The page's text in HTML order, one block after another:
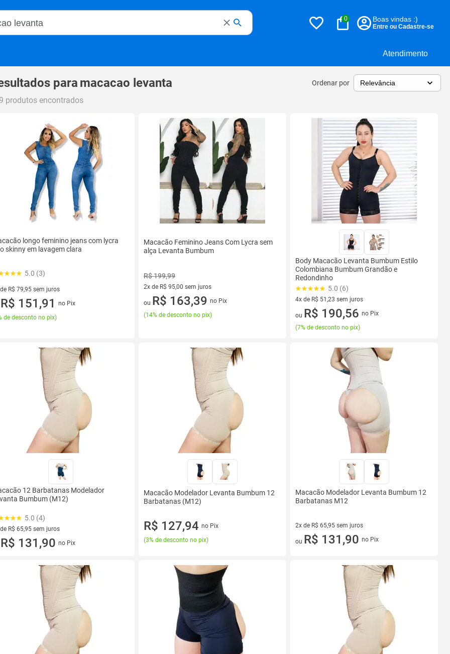
Atendimento
Magalu
0 Boas vindas :)
Entre ou Cadastre-se
para macacao levanta Ordenar por
produtos encontrados
longo feminino jeans com lycra
skinny em lavagem clara
5.0 (3)
R$ 79,95 sem juros
de R$ 79,95 sem juros
R$ 151,91
no Pix
de desconto no pix)
Macacão Feminino Jeans Com Lycra sem
alça Levanta Bumbum
R$ 199,99
2x de R$ 95,00 sem juros
2 vez de R$ 95,00 sem juros
ou R$ 163,39 no Pix
(14% de desconto no pix)
Body Macacão Levanta Bumbum Estilo
Colombiana Bumbum Grandão e
Redondinho
5.0 (6)
4x de R$ 51,23 sem juros
4 vez de R$ 51,23 sem juros
ou R$ 190,56 no Pix
(7% de desconto no pix)
12 Barbatanas Modelador
Bumbum (M12)
5.0 (4)
R$ 65,95 sem juros
de R$ 65,95 sem juros
R$ 131,90 no Pix
Macacão Modelador Levanta Bumbum 12
Barbatanas (M12)
R$ 127,94 no Pix
(3% de desconto no pix)
Macacão Modelador Levanta Bumbum 12
Barbatanas M12
2x de R$ 65,95 sem juros
2 vez de R$ 65,95 sem juros
ou R$ 131,90 no Pix